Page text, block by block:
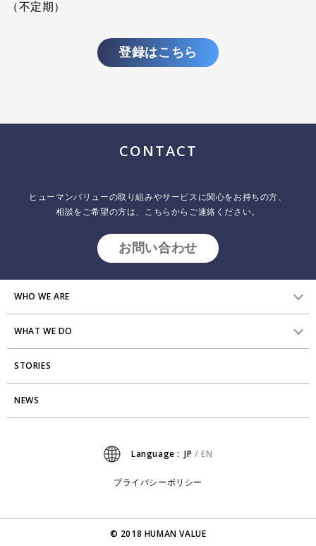
（不定期）
登録はこちら
CONTACT
ヒューマンバリューの取り組みやサービスに関心をお持ちの方、
相談をご希望の方は、こちらからご連絡ください。
お問い合わせ
WHO WE ARE
HVからのメッセージ
研究員紹介
アクセス
WHAT WE DO
組織変革
エンゲージメント向上支援
STORIES
Stories
NEWS
Language : JP /EN
プライバシーポリシー
© 2018 HUMAN VALUE